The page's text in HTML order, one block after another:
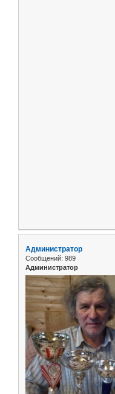
Администратор
Сообщений: 989
Администратор